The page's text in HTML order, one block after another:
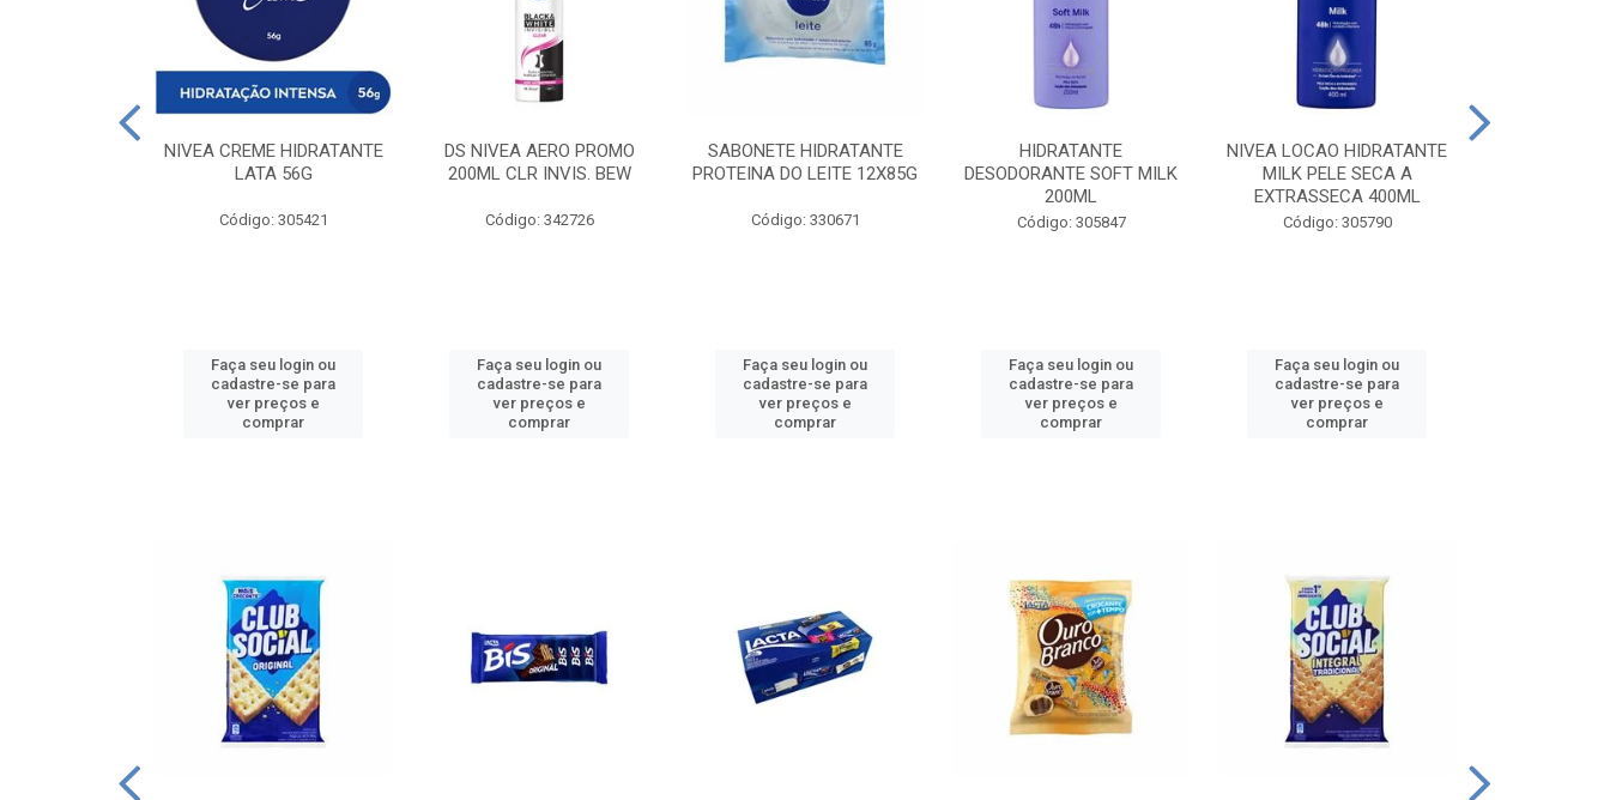
NIVEA CREME HIDRATANTE
LATA 56G
Código: 305421
Faça seu login ou
cadastre-se para
ver preços e
comprar
DS NIVEA AERO PROMO
200ML CLR INVIS. BEW
Código: 342726
Faça seu login ou
cadastre-se para
ver preços e
comprar
SABONETE HIDRATANTE
PROTEINA DO LEITE 12X85G
Código: 330671
Faça seu login ou
cadastre-se para
ver preços e
comprar
HIDRATANTE
DESODORANTE SOFT MILK
200ML
Código: 305847
Faça seu login ou
cadastre-se para
ver preços e
comprar
NIVEA LOCAO HIDRATANTE
MILK PELE SECA A
EXTRASSECA 400ML
Código: 305790
Faça seu login ou
cadastre-se para
ver preços e
comprar